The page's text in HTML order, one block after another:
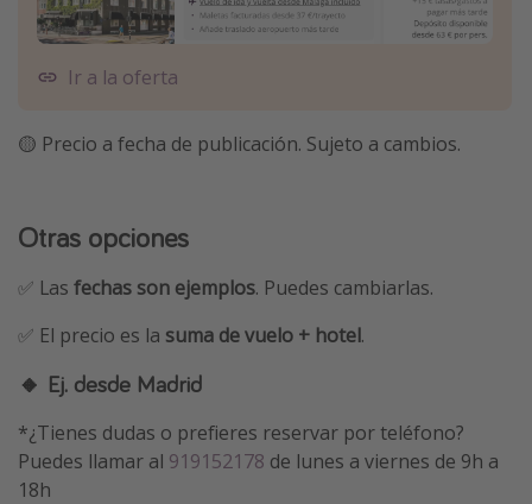
Ir a la oferta
🟡 Precio a fecha de publicación. Sujeto a cambios.
Otras opciones
✅ Las fechas son ejemplos. Puedes cambiarlas.
✅ El precio es la suma de vuelo + hotel.
🔸 Ej. desde Madrid
*¿Tienes dudas o prefieres reservar por teléfono?
Puedes llamar al 919152178 de lunes a viernes de 9h a
18h